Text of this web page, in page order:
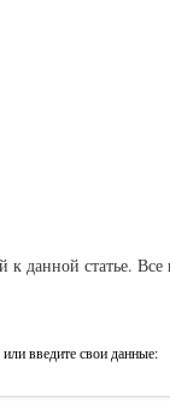
данной статье.
или введите свои данные: